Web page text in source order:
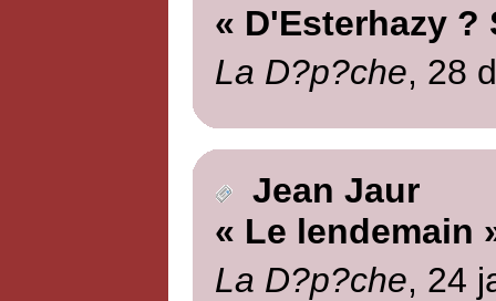
« D'Esterhazy ?
La D?p?che, 28
Jean Jaur
« Le lendemain
La D?p?che, 24